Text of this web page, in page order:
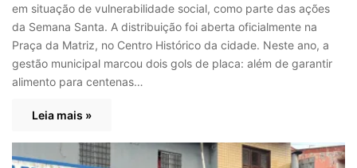
em situação de vulnerabilidade social, como parte das ações
da Semana Santa. A distribuição foi aberta oficialmente na
Praça da Matriz, no Centro Histórico da cidade. Neste ano, a
gestão municipal marcou dois gols de placa: além de garantir
alimento para centenas…
Leia mais »